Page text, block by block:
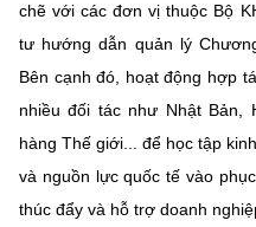
chẽ với các đơn vị thuộc Bộ
tư hướng dẫn quản lý
Bên cạnh đó, hoạt động hợp
nhiều đối tác như Nhật Bản,
hàng Thế giới... để học tập
và nguồn lực quốc tế vào
thúc đẩy và hỗ trợ doanh